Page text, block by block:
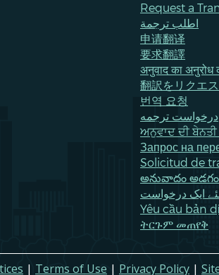
Request a
اطلب ترجمة
申请翻译
要求翻譯
अनुवाद का अनुरोध
翻訳をリクエ
번역 요청
درخواست ترجمه
ਅਨੁਵਾਦ ਦੀ
Запрос на
Solicitud de
అనువాదం
ایک درخواست
Yêu cầu bản
ትርጉም መጠየቅ
| Terms of Use | Privacy Policy |